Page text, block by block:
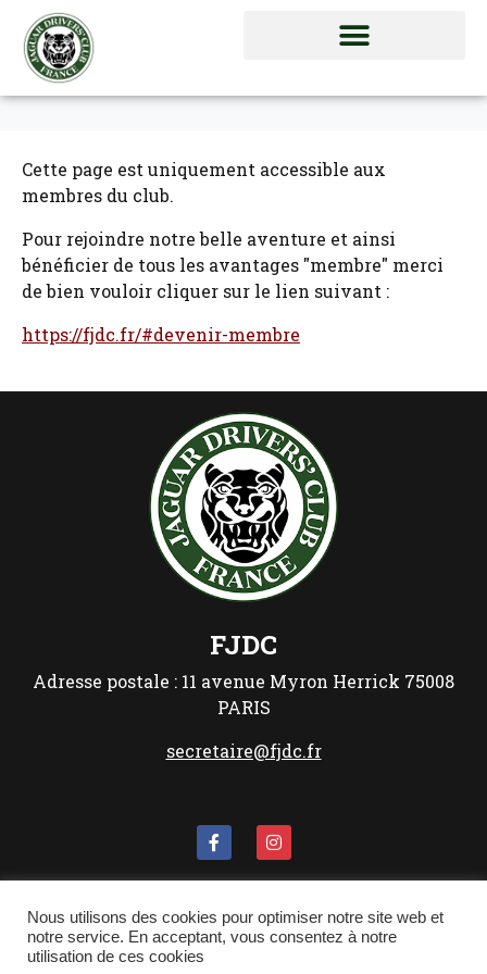
Cette page est uniquement accessible aux
membres du club.
Pour rejoindre notre belle aventure et ainsi
bénéficier de tous les avantages "membre" merci
de bien vouloir cliquer sur le lien suivant :
https://fjdc.fr/#devenir-membre
FJDC
Adresse postale : 11 avenue Myron Herrick 75008
PARIS
secretaire@fjdc.fr
Les Mentions Légales
Politique de confidentialité
Nous utilisons des cookies pour optimiser notre site web et
notre service. En acceptant, vous consentez à notre
utilisation de ces cookies